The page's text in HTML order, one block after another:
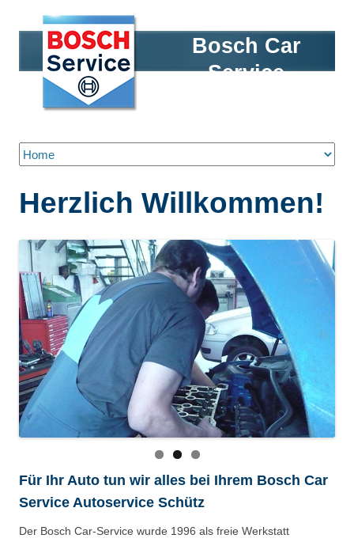
Bosch Car
Service
Herzlich Willkommen!
Für Ihr Auto tun wir alles bei Ihrem Bosch Car
Service Autoservice Schütz
Der Bosch Car-Service wurde 1996 als freie Werkstatt